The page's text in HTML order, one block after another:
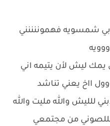
شمسويه فهموننننني
يمك ليش لأن يتيمه اني
ااخ يعني تناشد
للليش والله مليت والله
من مجتمعي